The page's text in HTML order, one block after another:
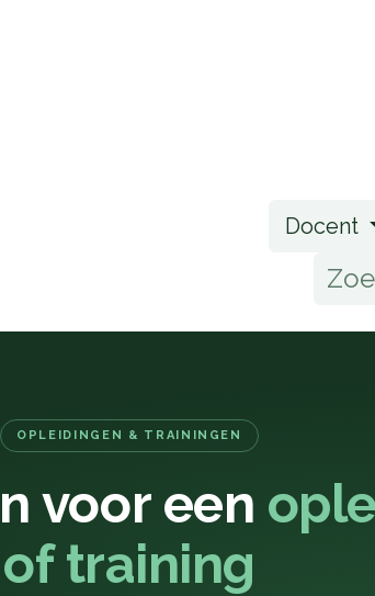
Docent
OPLEIDINGEN & TRAININGEN
voor een
of training